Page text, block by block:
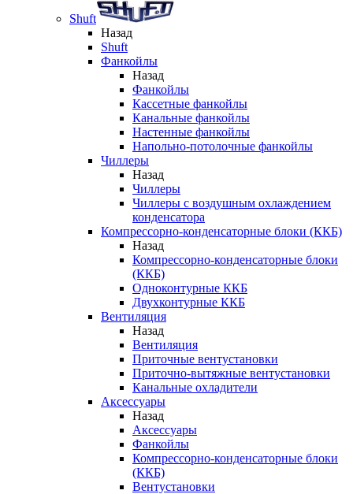
Shuft
Назад
Shuft
Фанкойлы
Назад
Фанкойлы
Кассетные фанкойлы
Канальные фанкойлы
Настенные фанкойлы
Напольно-потолочные фанкойлы
Чиллеры
Назад
Чиллеры
Чиллеры с воздушным охлаждением
конденсатора
Компрессорно-конденсаторные блоки (ККБ)
Назад
Компрессорно-конденсаторные блоки
(ККБ)
Одноконтурные ККБ
Двухконтурные ККБ
Вентиляция
Назад
Вентиляция
Приточные вентустановки
Приточно-вытяжные вентустановки
Канальные охладители
Аксессуары
Назад
Аксессуары
Фанкойлы
Компрессорно-конденсаторные блоки
(ККБ)
Вентустановки